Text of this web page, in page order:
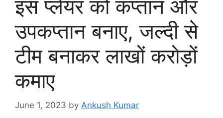
इस प्लेयर को कप्तान और
उपकप्तान बनाए, जल्दी से
टीम बनाकर लाखों करोड़ों
कमाए
June 1, 2023 by Ankush Kumar